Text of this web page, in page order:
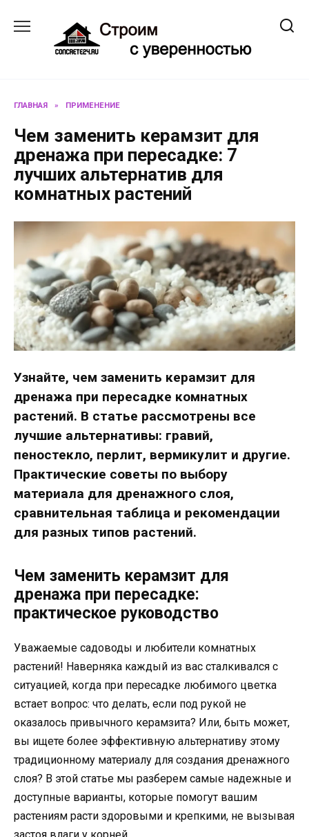
содержанию
ГЛАВНАЯ » ПРИМЕНЕНИЕ
Чем заменить керамзит для
дренажа при пересадке: 7
лучших альтернатив для
комнатных растений
Узнайте, чем заменить керамзит для
дренажа при пересадке комнатных
растений. В статье рассмотрены все
лучшие альтернативы: гравий,
пеностекло, перлит, вермикулит и другие.
Практические советы по выбору
материала для дренажного слоя,
сравнительная таблица и рекомендации
для разных типов растений.
Чем заменить керамзит для
дренажа при пересадке:
практическое руководство
Уважаемые садоводы и любители комнатных
растений! Наверняка каждый из вас сталкивался с
ситуацией, когда при пересадке любимого цветка
встает вопрос: что делать, если под рукой не
оказалось привычного керамзита? Или, быть может,
вы ищете более эффективную альтернативу этому
традиционному материалу для создания дренажного
слоя? В этой статье мы разберем самые надежные и
доступные варианты, которые помогут вашим
растениям расти здоровыми и крепкими, не вызывая